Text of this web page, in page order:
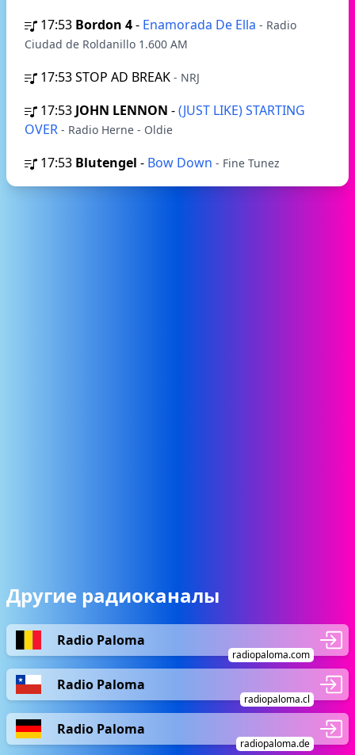
17:53 Bordon 4- Enamorada De Ella - Radio
Ciudad de Roldanillo 1.600 AM
17:53STOP AD BREAK - NRJ
17:53 JOHN LENNON -(JUST LIKE) STARTING
OVER - Radio Herne - Oldie
17:53 Blutengel - Bow Down - Fine Tunez
Другие радиоканалы
Radio Paloma
radiopaloma.com
Radio Paloma
radiopaloma.cl
Radio Paloma
radiopaloma.de